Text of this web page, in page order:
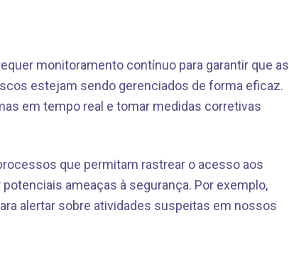
monitoramento contínuo para garantir que as
estejam sendo gerenciados de forma eficaz.
em tempo real e tomar medidas corretivas
que permitam rastrear o acesso aos
ameaças à segurança. Por exemplo,
alertar sobre atividades suspeitas em nossos